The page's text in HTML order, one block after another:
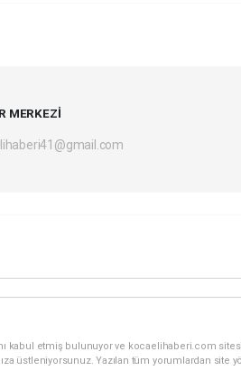
MERKEZİ
kabul etmiş bulunuyor ve kocaelihaberi.com
üstleniyorsunuz. Yazılan tüm yorumlardan